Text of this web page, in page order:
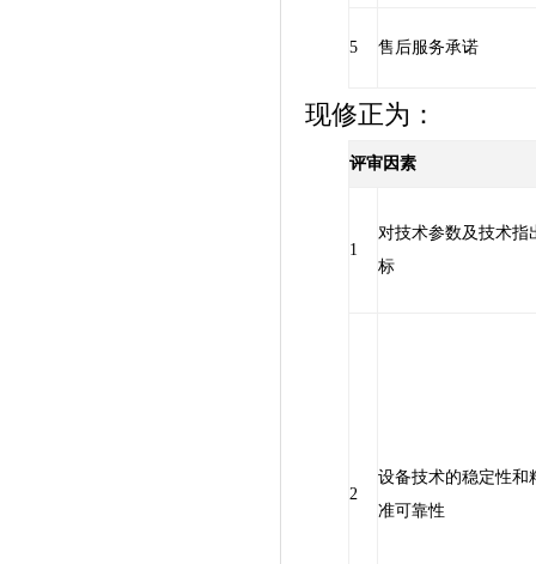
5 售后服务承诺
现修正为：
评审因素
1
对技术参数及技术指
标
2
设备技术的稳定性和
准可靠性